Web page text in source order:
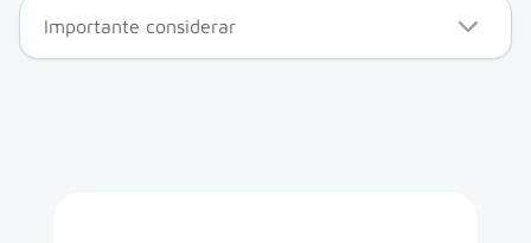
Importante considerar